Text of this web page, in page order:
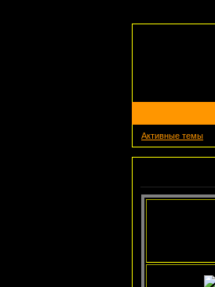
Активные темы